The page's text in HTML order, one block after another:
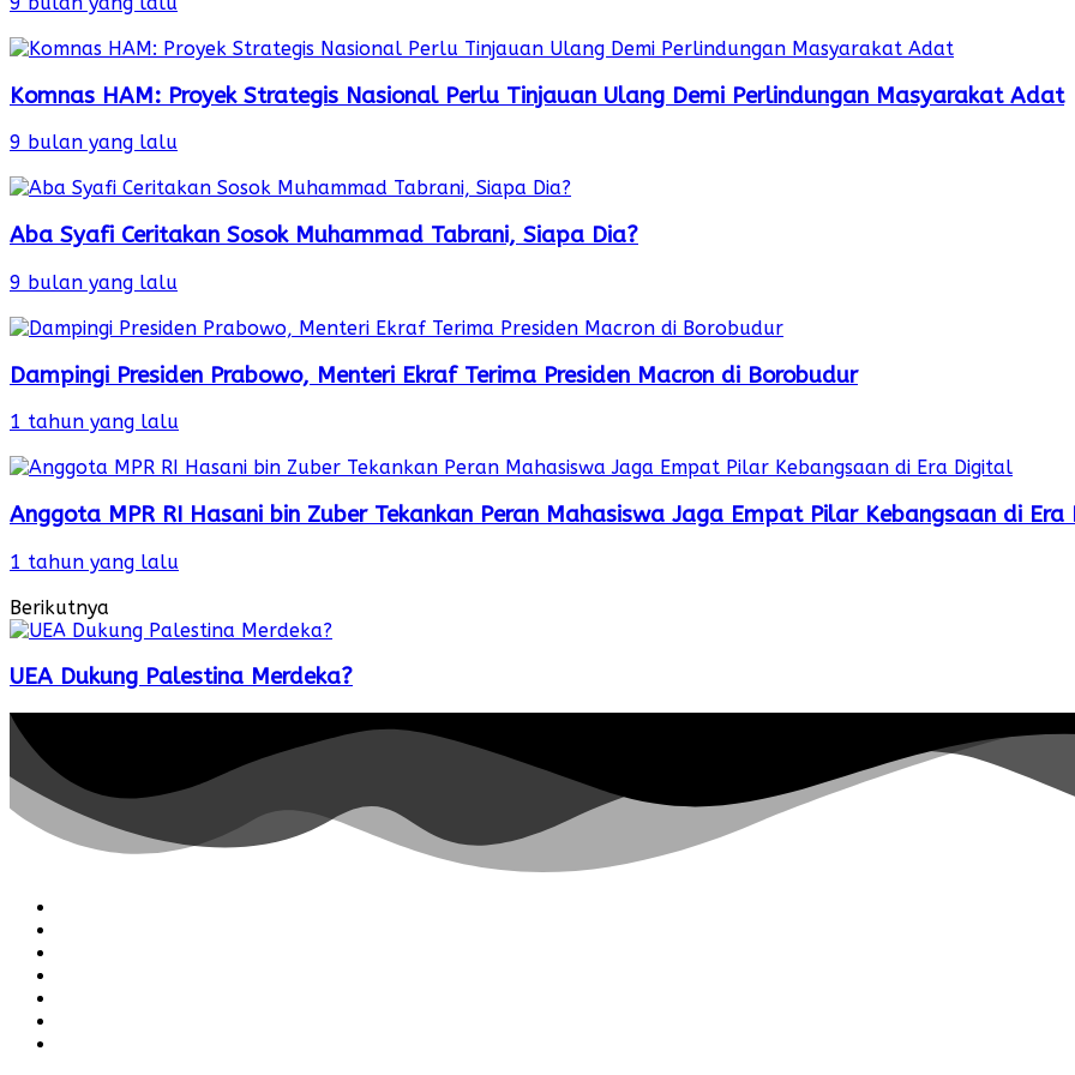
Komnas HAM: Proyek Strategis Nasional Perlu Tinjauan Ulang Demi Perlindungan Masyarakat Adat
9 bulan yang lalu
Aba Syafi Ceritakan Sosok Muhammad Tabrani, Siapa Dia?
9 bulan yang lalu
Dampingi Presiden Prabowo, Menteri Ekraf Terima Presiden Macron di Borobudur
1 tahun yang lalu
Anggota MPR RI Hasani bin Zuber Tekankan Peran Mahasiswa Jaga Empat Pilar Kebangsaan di Era
1 tahun yang lalu
Berikutnya
UEA Dukung Palestina Merdeka?